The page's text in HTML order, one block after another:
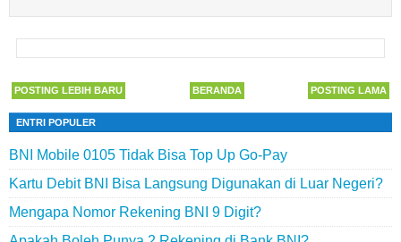
POSTING LEBIH BARU POSTING LAMA
BERANDA
ENTRI POPULER
BNI Mobile 0105 Tidak Bisa Top Up Go-Pay
Kartu Debit BNI Bisa Langsung Digunakan di Luar Negeri?
Mengapa Nomor Rekening BNI 9 Digit?